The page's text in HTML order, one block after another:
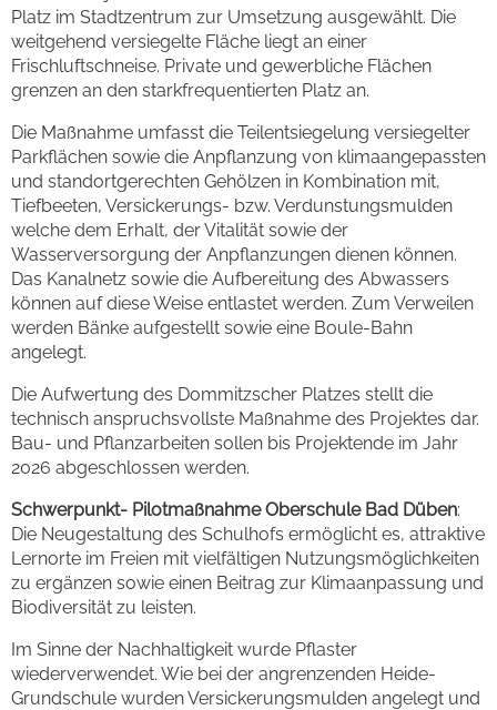
Platz im Stadtzentrum zur Umsetzung ausgewählt. Die
weitgehend versiegelte Fläche liegt an einer
Frischluftschneise. Private und gewerbliche Flächen
grenzen an den starkfrequentierten Platz an.
Die Maßnahme umfasst die Teilentsiegelung versiegelter
Parkflächen sowie die Anpflanzung von klimaangepassten
und standortgerechten Gehölzen in Kombination mit,
Tiefbeeten, Versickerungs- bzw. Verdunstungsmulden
welche dem Erhalt, der Vitalität sowie der
Wasserversorgung der Anpflanzungen dienen können.
Das Kanalnetz sowie die Aufbereitung des Abwassers
können auf diese Weise entlastet werden. Zum Verweilen
werden Bänke aufgestellt sowie eine Boule-Bahn
angelegt.
Die Aufwertung des Dommitzscher Platzes stellt die
technisch anspruchsvollste Maßnahme des Projektes dar.
Bau- und Pflanzarbeiten sollen bis Projektende im Jahr
2026 abgeschlossen werden.
Schwerpunkt- Pilotmaßnahme Oberschule Bad Düben:
Die Neugestaltung des Schulhofs ermöglicht es, attraktive
Lernorte im Freien mit vielfältigen Nutzungsmöglichkeiten
zu ergänzen sowie einen Beitrag zur Klimaanpassung und
Biodiversität zu leisten.
Im Sinne der Nachhaltigkeit wurde Pflaster
wiederverwendet. Wie bei der angrenzenden Heide-
Grundschule wurden Versickerungsmulden angelegt und